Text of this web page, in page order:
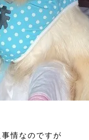
情なのですが